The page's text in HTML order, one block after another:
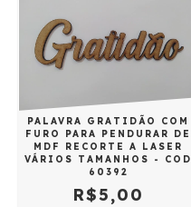
PALAVRA GRATIDÃO COM
FURO PARA PENDURAR DE
MDF RECORTE A LASER
VÁRIOS TAMANHOS - COD
60392
R$5,00